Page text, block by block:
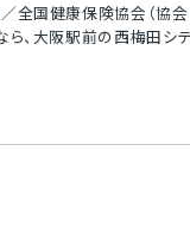
国健康保険協会（協
、大阪駅前の西梅田シ